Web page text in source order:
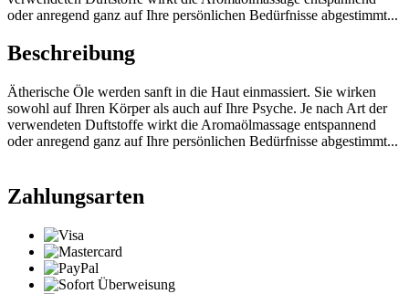
oder anregend ganz auf Ihre persönlichen Bedürfnisse abgestimmt...
Beschreibung
Ätherische Öle werden sanft in die Haut einmassiert. Sie wirken
sowohl auf Ihren Körper als auch auf Ihre Psyche. Je nach Art der
verwendeten Duftstoffe wirkt die Aromaölmassage entspannend
oder anregend ganz auf Ihre persönlichen Bedürfnisse abgestimmt...
Zahlungsarten